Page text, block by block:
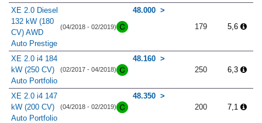
XE 2.0 Diesel
132 kW (180
CV) AWD
Auto Prestige
(04/2018 - 02/2019)
48.000
179
5,6
XE 2.0 i4 184
kW (250 CV)
Auto Portfolio
(02/2017 - 04/2018)
48.160
250
6,3
XE 2.0 i4 147
kW (200 CV)
Auto Portfolio
(04/2018 - 02/2019)
48.350
200
7,1